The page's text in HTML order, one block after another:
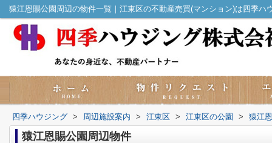
猿江恩賜公園周辺の物件一覧｜江東区の不動産売買(マンション)は四季ハ
四季ハウジング > 周辺施設案内 > 江東区 > 江東区の公園 > 猿江
猿江恩賜公園周辺物件